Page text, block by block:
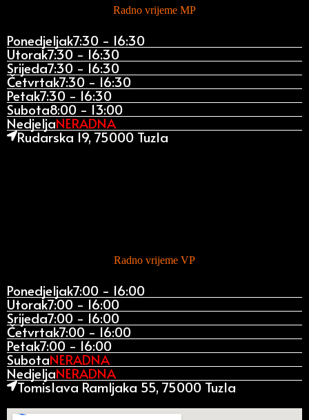
Radno vrijeme MP
Ponedjeljak7:30 - 16:30
Utorak7:30 - 16:30
Srijeda7:30 - 16:30
Četvrtak7:30 - 16:30
Petak7:30 - 16:30
Subota8:00 - 13:00
NedjeljaNERADNA
Rudarska 19, 75000 Tuzla
Radno vrijeme VP
Ponedjeljak7:00 - 16:00
Utorak7:00 - 16:00
Srijeda7:00 - 16:00
Četvrtak7:00 - 16:00
Petak7:00 - 16:00
SubotaNERADNA
NedjeljaNERADNA
Tomislava Ramljaka 55, 75000 Tuzla